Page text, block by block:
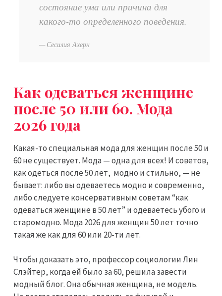
состояние ума или причина для
какого-то определенного поведения.
Сесилия Ахерн
Как одеваться женщине
после 50 или 60. Мода
2026 года
Какая-то специальная мода для женщин после 50 и
60 не существует. Мода — одна для всех! И советов,
как одеться после 50 лет, модно и стильно, — не
бывает: либо вы одеваетесь модно и современно,
либо следуете консервативным советам “как
одеваться женщине в 50 лет” и одеваетесь убого и
старомодно. Мода 2026 для женщин 50 лет точно
такая же как для 60 или 20-ти лет.
Чтобы доказать это, профессор социологии Лин
Слэйтер, когда ей было за 60, решила завести
модный блог. Она обычная женщина, не модель.